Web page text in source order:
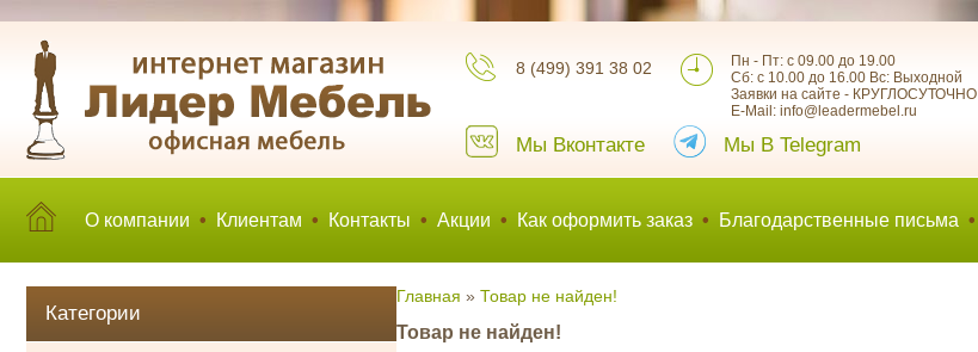
8 (499) 391 38 02
Пн - Пт: с 09.00 до 19.00
Сб: с 10.00 до 16.00 Вс: Выходной
Заявки на сайте - КРУГЛОСУТОЧНО
E-Mail: info@leadermebel.ru
Мы Вконтакте Мы В Telegram
О компании • Клиентам • Контакты • Акции • Как оформить заказ • Благодарственные письма •
Категории
Главная » Товар не найден!
Товар не найден!